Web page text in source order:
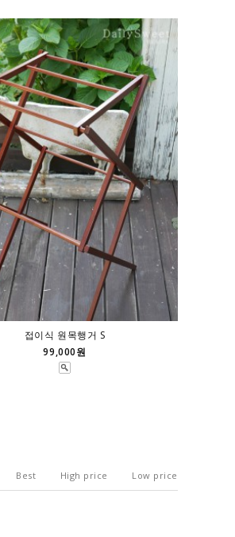
접이식 원목행거 S
99,000원
Best High price Low price